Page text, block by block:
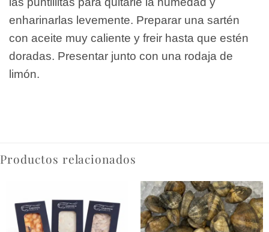
enharinarlas levemente. Preparar una sartén
con aceite muy caliente y freir hasta que estén
doradas. Presentar junto con una rodaja de
limón.
Productos relacionados